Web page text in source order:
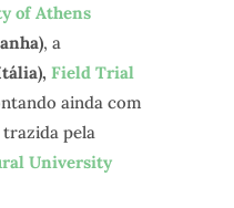
of Athens
, a
Field Trial
ainda com
pela
University